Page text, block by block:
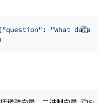
"question" : "What data